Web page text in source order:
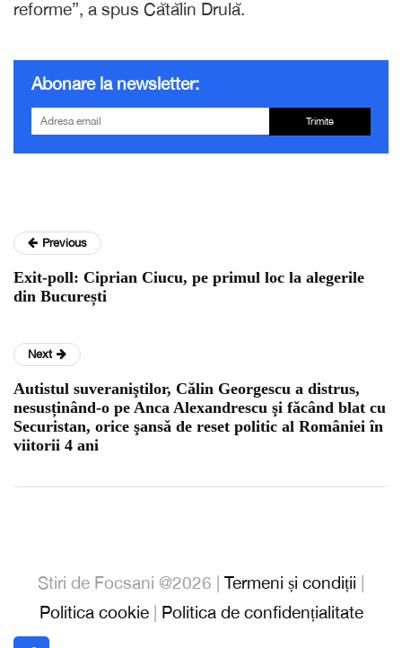
reforme”, a spus Cătălin Drulă.
Abonare la newsletter:
Trimite
Previous
Exit-poll: Ciprian Ciucu, pe primul loc la alegerile
din București
Next
Autistul suveraniştilor, Cǎlin Georgescu a distrus,
nesusținând-o pe Anca Alexandrescu şi fǎcând blat cu
Securistan, orice şansǎ de reset politic al României în
viitorii 4 ani
Stiri de Focsani @2026 | Termeni și condiții |
Politica cookie| Politica de confidențialitate